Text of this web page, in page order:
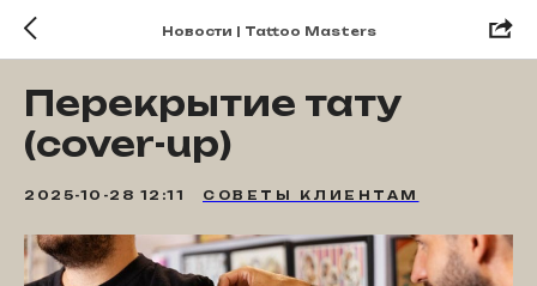
Новости | Tattoo Masters
Перекрытие тату
(cover-up)
2025-10-28 12:11 СОВЕТЫ КЛИЕНТАМ